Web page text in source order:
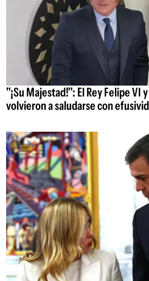
"¡Su Majestad!": El Rey Felipe VI
volvieron a saludarse con